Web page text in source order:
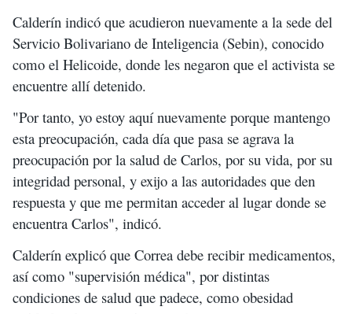
Calderín indicó que acudieron nuevamente a la sede del
Servicio Bolivariano de Inteligencia (Sebin), conocido
como el Helicoide, donde les negaron que el activista se
encuentre allí detenido.
"Por tanto, yo estoy aquí nuevamente porque mantengo
esta preocupación, cada día que pasa se agrava la
preocupación por la salud de Carlos, por su vida, por su
integridad personal, y exijo a las autoridades que den
respuesta y que me permitan acceder al lugar donde se
encuentra Carlos", indicó.
Calderín explicó que Correa debe recibir medicamentos,
así como "supervisión médica", por distintas
condiciones de salud que padece, como obesidad